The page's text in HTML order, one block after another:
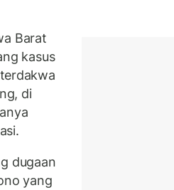
Barat
kasus
di
dugaan
yang